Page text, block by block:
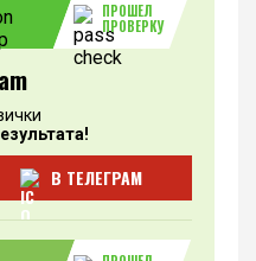
ПРОШЕЛ
ПРОВЕРКУ
В ТЕЛЕГРАМ